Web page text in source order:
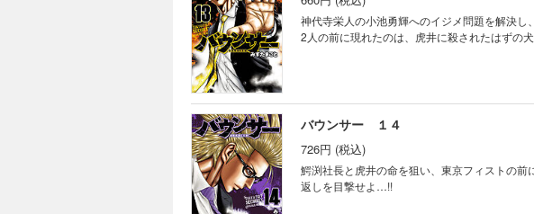
神代寺栄人の小池勇輝へのイジメ問題を解決し
2人の前に現れたのは、虎井に殺されたはずの
バウンサー １４
726円 (税込)
鰐渕社長と虎井の命を狙い、東京フィストの
返しを目撃せよ…!!